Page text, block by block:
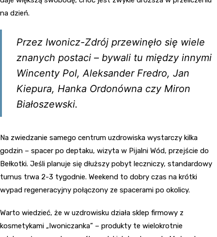
na dzień.
Przez Iwonicz-Zdrój przewinęło się wiele
znanych postaci – bywali tu między innymi
Wincenty Pol, Aleksander Fredro, Jan
Kiepura, Hanka Ordonówna czy Miron
Białoszewski.
Na zwiedzanie samego centrum uzdrowiska wystarczy kilka
godzin – spacer po deptaku, wizyta w Pijalni Wód, przejście do
Bełkotki. Jeśli planuje się dłuższy pobyt leczniczy, standardowy
turnus trwa 2-3 tygodnie. Weekend to dobry czas na krótki
wypad regeneracyjny połączony ze spacerami po okolicy.
Warto wiedzieć, że w uzdrowisku działa sklep firmowy z
kosmetykami „Iwoniczanka” – produkty te wielokrotnie